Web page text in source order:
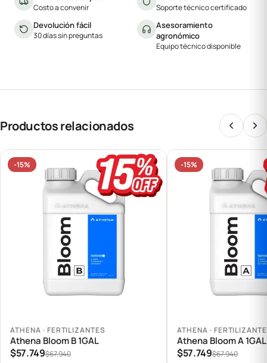
Costo a convenir Soporte técnico certificado
Devolución fácil
30 días sin preguntas
Asesoramiento
agronómico
Equipo técnico disponible
Productos relacionados
-15%
Agregar al carrito
ATHENA · FERTILIZANTES
Athena Bloom B 1GAL
$57.749$67.940
-15%
Agregar al carrito
ATHENA ·
Athena Bloom A 1GAL
$57.749$67.940